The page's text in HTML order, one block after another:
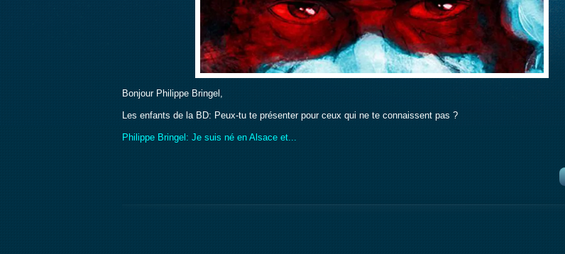
Bonjour Philippe Bringel,
Les enfants de la BD: Peux-tu te présenter pour ceux qui ne te connaissent pas ?
Philippe Bringel: Je suis né en Alsace et...